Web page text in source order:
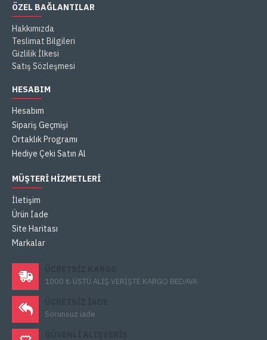
ÖZEL BAĞLANTILAR
Hakkımızda
Teslimat Bilgileri
Gizlilik İlkesi
Satış Sözleşmesi
HESABIM
Hesabım
Sipariş Geçmişi
Ortaklık Programı
Hediye Çeki Satın Al
MÜŞTERI HIZMETLERI
İletişim
Ürün İade
Site Haritası
Markalar
1000 ₺ ÜSTÜ ALIŞ VERİŞTE KARGO BEDAVA
Sorunsuz iade